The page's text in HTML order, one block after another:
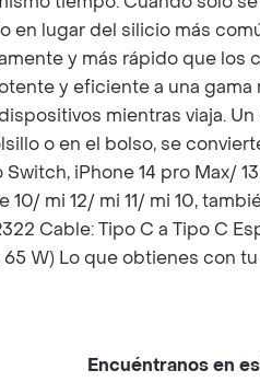
en lugar del silicio más
y más rápido que los
y eficiente a una
mientras viaja.
o en el bolso, se
iPhone 14 pro Max/
10/ mi 12/ mi 11/ mi 10,
Cable: Tipo C a Tipo C
W) Lo que obtienes con tu
Encuéntranos en